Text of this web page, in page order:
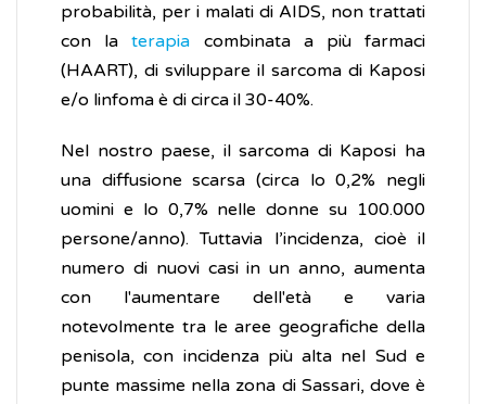
probabilità, per i malati di AIDS, non trattati
con laterapia combinata a più farmaci
(HAART), di sviluppare il sarcoma di Kaposi
e/o linfoma è di circa il 30-40%.
Nel nostro paese, il sarcoma di Kaposi ha
una diffusione scarsa (circa lo 0,2% negli
uomini e lo 0,7% nelle donne su 100.000
persone/anno). Tuttavia l’incidenza, cioè il
numero di nuovi casi in un anno, aumenta
con l'aumentare dell'età e varia
notevolmente tra le aree geografiche della
penisola, con incidenza più alta nel Sud e
punte massime nella zona di Sassari, dove è